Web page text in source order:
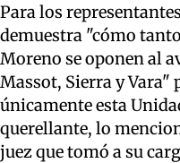
Para los
demuestra "cómo
Moreno se oponen al
Massot, Sierra y Vara"
únicamente esta
querellante, lo
juez que tomó a su